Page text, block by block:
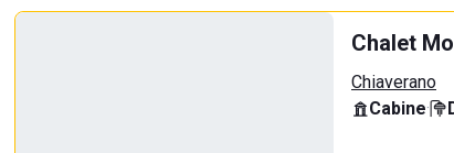
Chalet
Chiaverano
Cabine·